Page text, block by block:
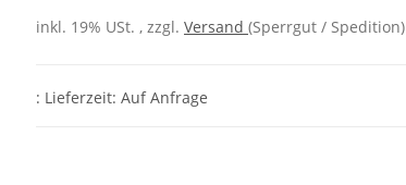
inkl. 19% USt. , zzgl. Versand (Sperrgut / Spedition)
: Lieferzeit: Auf Anfrage